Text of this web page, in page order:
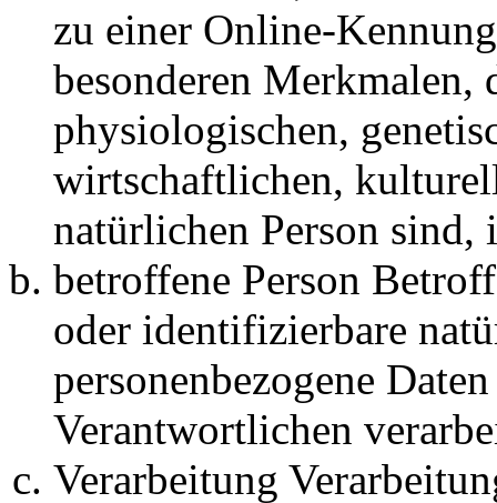
zu einer Online-
besonderen Merkmalen,
physiologischen,
wirtschaftlichen,
natürlichen Person
betroffene Person
oder identifizierbare
personenbezogene
Verantwortlichen
Verarbeitung